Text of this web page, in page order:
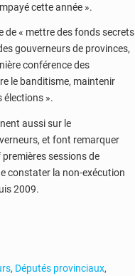
cette année ».
de « mettre des fonds secrets
gouverneurs de provinces,
conférence des
le banditisme, maintenir
élections ».
aussi sur le
et font remarquer
sessions de
constater la non-exécution
2009.
, Députés provinciaux,